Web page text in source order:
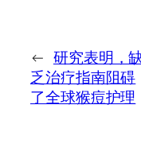
← 研究表明，
乏治疗指南阻碍
了全球猴痘护理